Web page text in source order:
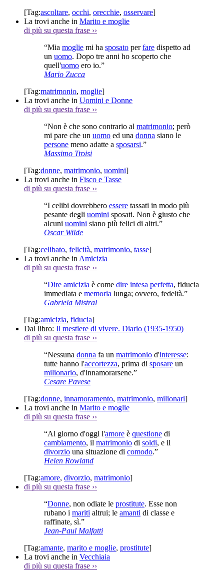
[Tag:ascoltare, occhi, orecchie, osservare]
La trovi anche in Marito e moglie
di più su questa frase ››
“Mia moglie mi ha sposato perfare dispetto ad
un uomo. Dopo tre anni ho scoperto che
quell'uomo ero io.”
Mario Zucca
[Tag:matrimonio, moglie]
La trovi anche in Uomini e Donne
di più su questa frase ››
“Non è che sono contrario al matrimonio; però
mi pare che un uomo ed una donna siano le
persone meno adatte a sposarsi.”
Massimo Troisi
[Tag:donne, matrimonio, uomini]
La trovi anche in Fisco e Tasse
di più su questa frase ››
“I celibi dovrebbero essere tassati in modo più
pesante degli uomini sposati. Non è giusto che
alcuni uomini siano più felici di altri.”
Oscar Wilde
[Tag:celibato, felicità, matrimonio, tasse]
La trovi anche in Amicizia
di più su questa frase ››
“Dire amicizia è come dire intesa perfetta, fiducia
immediata e memoria lunga; ovvero, fedeltà.”
Gabriela Mistral
[Tag:amicizia, fiducia]
Dal libro: Il mestiere di vivere. Diario (1935-1950)
di più su questa frase ››
“Nessuna donna fa un matrimonio d'interesse:
tutte hanno l'accortezza, prima di sposare un
milionario, d'innamorarsene.”
Cesare Pavese
[Tag:donne, innamoramento, matrimonio, milionari]
La trovi anche in Marito e moglie
di più su questa frase ››
“Al giorno d'oggi l'amore è questione di
cambiamento, il matrimonio di soldi, e il
divorzio una situazione di comodo.”
Helen Rowland
[Tag:amore, divorzio, matrimonio]
di più su questa frase ››
“Donne, non odiate le prostitute. Esse non
rubano i mariti altrui; le amanti di classe e
raffinate, sì.”
Jean-Paul Malfatti
[Tag:amante, marito e moglie, prostitute]
La trovi anche in Vecchiaia
di più su questa frase ››